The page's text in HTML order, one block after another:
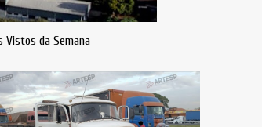
Vistos da Semana